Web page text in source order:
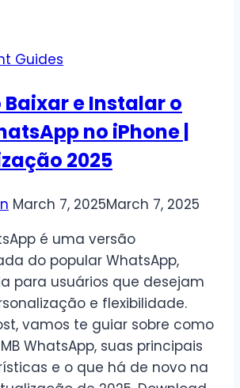
Guides
Baixar e Instalar o
no iPhone |
2025
March 7, 2025March 7, 2025
é uma versão
do popular WhatsApp,
para usuários que desejam
e flexibilidade.
vamos te guiar sobre como
WhatsApp, suas principais
e o que há de novo na